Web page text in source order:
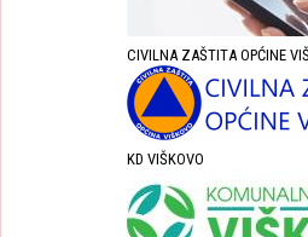
CIVILNA ZAŠTITA OPĆINE
KD VIŠKOVO